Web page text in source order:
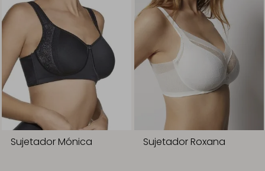
Sujetador Mónica Sujetador Roxana